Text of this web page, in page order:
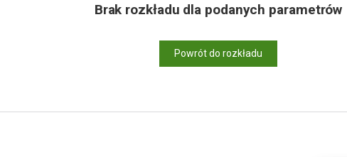
Brak rozkładu dla podanych parametrów
Powrót do rozkładu